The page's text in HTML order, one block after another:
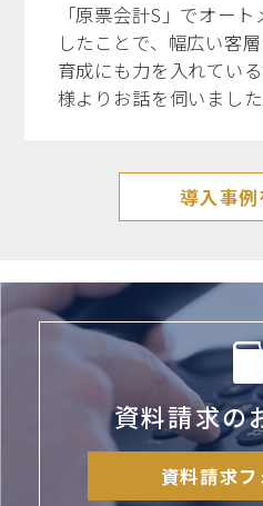
「原票会計S」でオー
したことで、幅広い客
育成にも力を入れてい
様よりお話を伺いました
導入事例
資料請求の
資料請求